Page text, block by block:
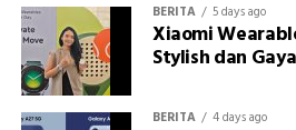
BERITA 5 days ago
Xiaomi
Stylish dan
BERITA 4 days ago